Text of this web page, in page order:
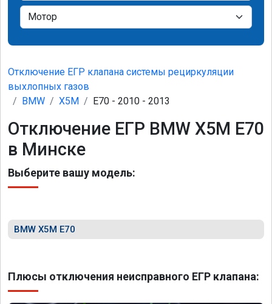
Отключение ЕГР клапана системы рециркуляции
выхлопных газов
BMW
X5M E70 - 2010 - 2013
Отключение ЕГР BMW X5M E70
в Минске
Выберите вашу модель:
BMW X5M E70
Плюсы отключения неисправного ЕГР клапана: